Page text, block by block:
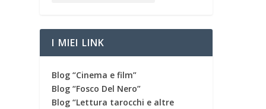
I MIEI LINK
Blog “Cinema e film”
Blog “Fosco Del Nero”
Blog “Lettura tarocchi e altre